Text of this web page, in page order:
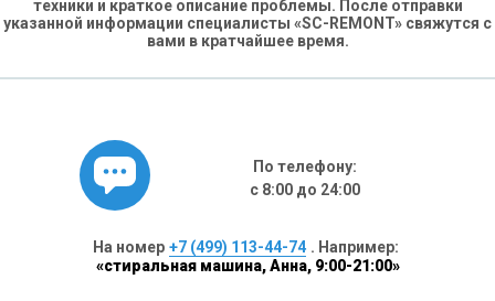
техники и краткое описание проблемы. После отправки
указанной информации специалисты «SC-REMONT» свяжутся с
вами в кратчайшее время.
По телефону:
с 8:00 до 24:00
На номер +7 (499) 113-44-74 . Например:
«стиральная машина, Анна, 9:00-21:00»